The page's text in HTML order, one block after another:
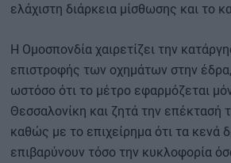
ελάχιστη διάρκεια μίσθωσης και το
Η Ομοσπονδία χαιρετίζει την
επιστροφής των οχημάτων στην
ωστόσο ότι το μέτρο εφαρμόζεται
Θεσσαλονίκη και ζητά την επέκτασή
καθώς με το επιχείρημα ότι τα κενά
επιβαρύνουν τόσο την κυκλοφορία